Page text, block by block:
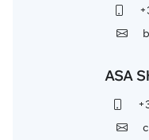
ASA